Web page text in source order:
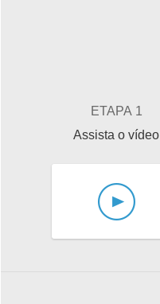
ETAPA 1
Assista o vídeo